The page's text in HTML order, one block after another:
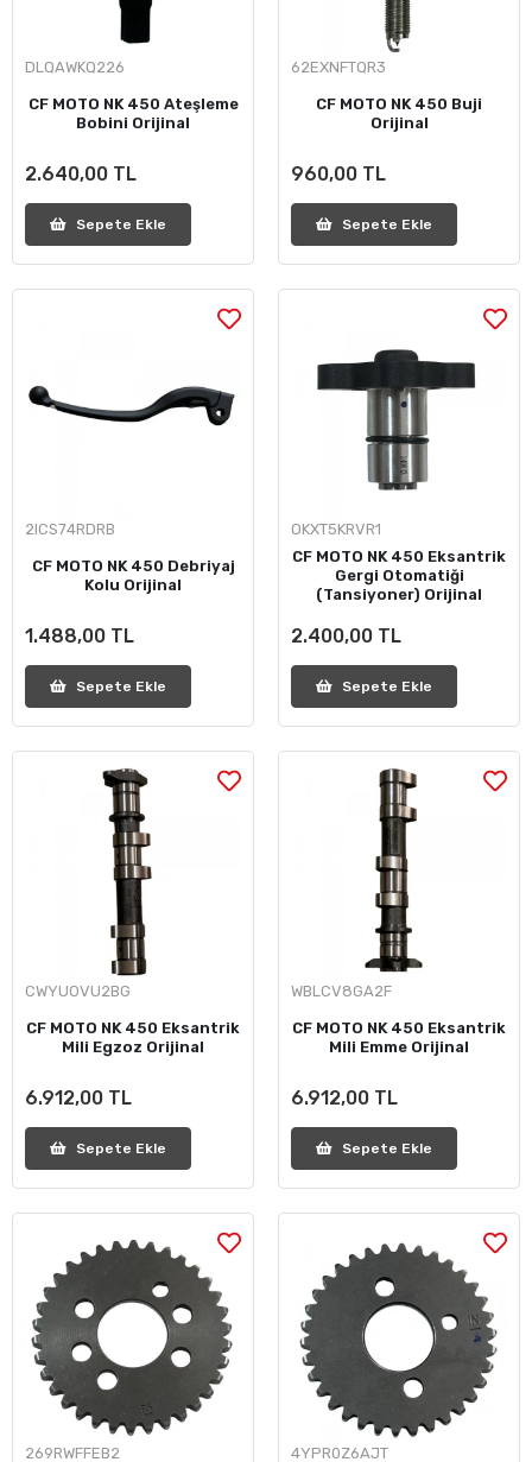
DLQAWKQ226
CF MOTO NK 450 Ateşleme
Bobini Orijinal
2.640,00 TL
Sepete Ekle
62EXNFTQR3
CF MOTO NK 450 Buji
Orijinal
960,00 TL
Sepete Ekle
2ICS74RDRB
CF MOTO NK 450 Debriyaj
Kolu Orijinal
1.488,00 TL
Sepete Ekle
OKXT5KRVR1
CF MOTO NK 450 Eksantrik
Gergi Otomatiği
(Tansiyoner) Orijinal
2.400,00 TL
Sepete Ekle
CWYUOVU2BG
CF MOTO NK 450 Eksantrik
Mili Egzoz Orijinal
6.912,00 TL
Sepete Ekle
WBLCV8GA2F
CF MOTO NK 450 Eksantrik
Mili Emme Orijinal
6.912,00 TL
Sepete Ekle
269RWFFEB2 4YPR0Z6AJT